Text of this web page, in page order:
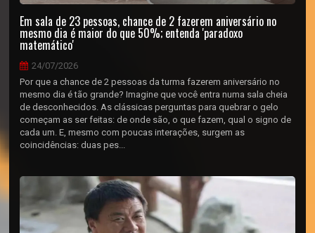
Em sala de 23 pessoas, chance de 2 fazerem aniversário no
mesmo dia é maior do que 50%; entenda 'paradoxo
matemático'
24/07/2026
Por que a chance de 2 pessoas da turma fazerem aniversário no
mesmo dia é tão grande? Imagine que você entra numa sala cheia
de desconhecidos. As clássicas perguntas para quebrar o gelo
começam as ser feitas: de onde são, o que fazem, qual o signo de
cada um. E, mesmo com poucas interações, surgem as
coincidências: duas pes...